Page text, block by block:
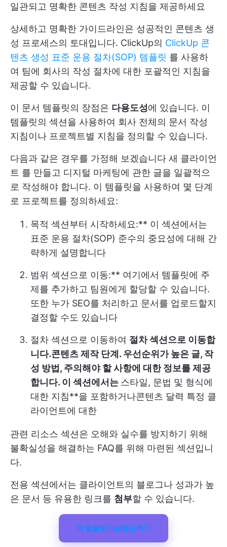
일관되고 명확한 콘텐츠 작성 지침을 제공하세요
상세하고 명확한 가이드라인은 성공적인 콘텐츠 생
성 프로세스의 토대입니다. ClickUp의 ClickUp 콘
텐츠 생성 표준 운용 절차(SOP) 템플릿 를 사용하
여 팀에 회사의 작성 절차에 대한 포괄적인 지침을
제공할 수 있습니다.
이 문서 템플릿의 장점은 다용도성에 있습니다. 이
템플릿의 섹션을 사용하여 회사 전체의 문서 작성
지침이나 프로젝트별 지침을 정의할 수 있습니다.
다음과 같은 경우를 가정해 보겠습니다 새 클라이언
트 를 만들고 디지털 마케팅에 관한 글을 일괄적으
로 작성해야 합니다. 이 템플릿을 사용하여 몇 단계
로 프로젝트를 정의하세요:
목적 섹션부터 시작하세요:** 이 섹션에서는
표준 운용 절차(SOP) 준수의 중요성에 대해 간
략하게 설명합니다
범위 섹션으로 이동:** 여기에서 템플릿에 주
제를 추가하고 팀원에게 할당할 수 있습니다.
또한 누가 SEO를 처리하고 문서를 업로드할지
결정할 수도 있습니다
절차 섹션으로 이동하여 절차 섹션으로 이동합
니다.콘텐츠 제작 단계. 우선순위가 높은 글, 작
성 방법, 주의해야 할 사항에 대한 정보를 제공
합니다. 이 섹션에서는 스타일, 문법 및 형식에
대한 지침**을 포함하거나콘텐츠 달력 특정 클
라이언트에 대한
관련 리소스 섹션은 오해와 실수를 방지하기 위해
불확실성을 해결하는 FAQ를 위해 마련된 섹션입니
다.
전용 섹션에서는 클라이언트의 블로그나 성과가 높
은 문서 등 유용한 링크를 첨부할 수 있습니다.
이 템플릿 다운로드하기